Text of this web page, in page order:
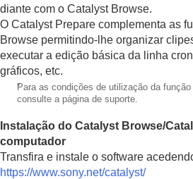
diante com o Catalyst Browse.
O Catalyst Prepare complementa as
Browse permitindo-lhe organizar
executar a edição básica da linha
gráficos, etc.
*Para as condições de utilização da
consulte a página de suporte.
Instalação do Catalyst Browse/
computador
Transfira e instale o software
https://www.sony.net/catalyst/